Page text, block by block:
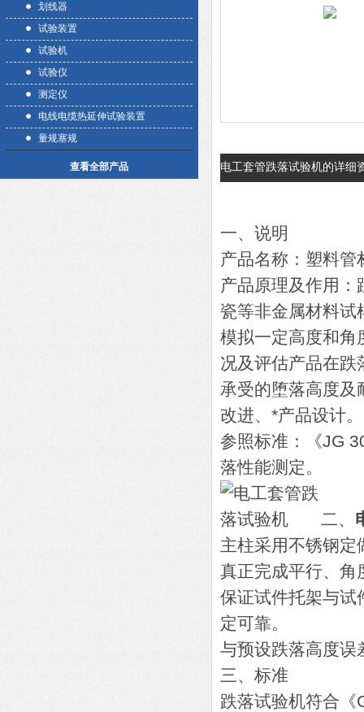
划线器
试验装置
试验机
试验仪
测定仪
电线电缆热延伸试验装置
量规塞规
查看全部产品 电工套管跌落试验机的详细
一、说明
产品名称：塑料
产品原理及作用：
瓷等非金属材料试
模拟一定高度和角
况及评估产品在跌
承受的堕落高度及
改进、*产品设计。
参照标准：《JG
落性能测定。
二、
主柱采用不锈钢定
真正完成平行、角
保证试件托架与试
定可靠。
与预设跌落高度
三、标准
跌落试验机符合